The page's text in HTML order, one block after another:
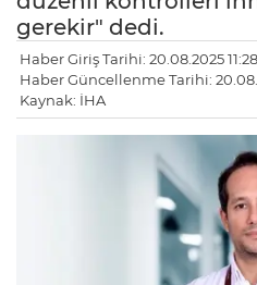
gerekir" dedi.
Haber Giriş Tarihi: 20.08.2025 11:28
Haber Güncellenme Tarihi:
Kaynak: İHA